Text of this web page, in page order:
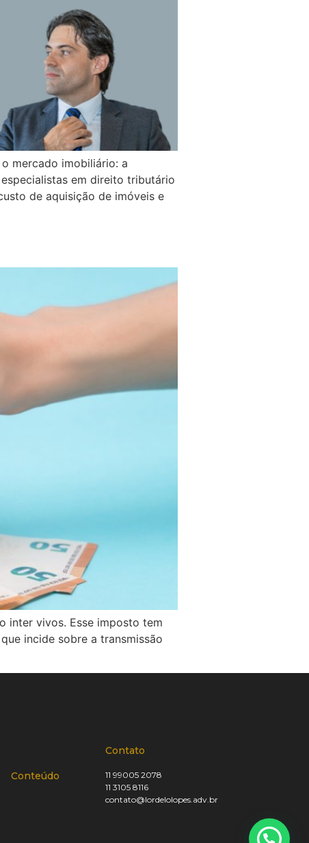
mercado imobiliário: a
em direito tributário
de aquisição de imóveis e
inter vivos. Esse imposto tem
incide sobre a transmissão
Conteúdo
Contato
11 99005 2078
11 3105 8116
contato@lordelolopes.adv.br